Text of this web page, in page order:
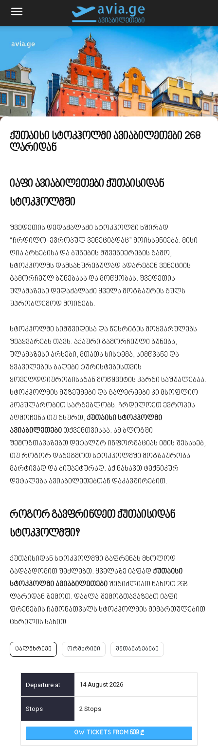
ქუთაისი სტოკჰოლმი ავიაბილეთები 268
ლარიდან
იაფი ავიაბილეთები ქუთაისიდან
სტოკჰოლმში
შვედეთის დედაქალაქი სტოკჰოლმი ხშირად
“ჩრდილო-ევროპულ ვენეციადაც” მოიხსენიება. მისი
ღია არხებისა და ბუნების მშვენიერების გამო,
სტოკჰოლმს დამსახურებულად ადარებენ ვენეციის
გამორჩეულ ბუნებასა და მოწყობას. შვედეთის
ულამაზესი დედაქალაქი ყველა მოგზაურის გულს
უპრობლემოდ მოიგებს.
სტოკჰოლმი სიმშვიდისა და წესრიგის მოყვარულებს
შეაყვარებს თავს. აქაური გამორჩეული ბუნება,
ულამაზესი არხები, მთათა სისტემა, სიმწვანე და
ყვავილების ბაღები ტურისტებისთვის
ყოველდღიურობისაგან მოწყვეტის კარგი საშუალებაა.
სტოკჰოლმის მუზეუმები და გალერეები კი მსოფლიო
პოპულარობით სარგებლობს. ჩრდილოეთ ევროპის
აღმოჩენა თუ გსურთ, ქუთაისი სტოკჰოლმი
ავიაბილეთები თქვენთვისაა. ამ ბლოგში
შემოგთავაზებთ დეტალურ ინფორმაციას იმის შესახებ,
თუ როგორ დაგეგმოთ სტოკჰოლმში მოგზაურობა
მარტივად და ბიუჯეტურად. აქ ნახავთ ტექნიკურ
დეტალებს ავიაბილეთებთან დაკავშირებით.
როგორ გავფრინდეთ ქუთაისიდან
სტოკჰოლმში?
ქუთაისიდან სტოკჰოლმში გაფრენას მხოლოდ
გადაჯდომით შეძლებთ. ყველაზე იაფად ქუთაისი
სტოკჰოლმი ავიაბილეთები შეგიძლიათ ნახოთ 268
ლარიდან ზემოთ. დაბლა შემოგთავაზებთ იაფი
ფრენების ჩამონათვალს სტოკჰოლმის მიმართულებით
ცხრილის სახით.
ცალმხრივი ორმხრივი შეთავაზებები
14 August 2026
2 Stops
OW TICKETS FROM 609